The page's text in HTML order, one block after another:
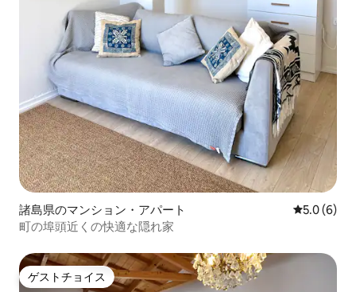
諸島県のマンション・アパート レビュー6
5.0 (6)
町の埠頭近くの快適な隠れ家
ゲストチョイス
ゲストチョイス